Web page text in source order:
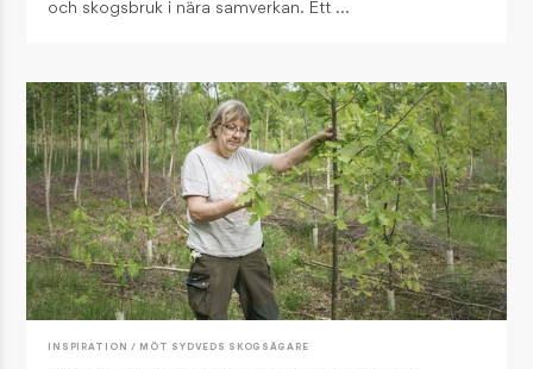
och skogsbruk i nära samverkan. Ett …
INSPIRATION / MÖT SYDVEDS SKOGSÄGARE